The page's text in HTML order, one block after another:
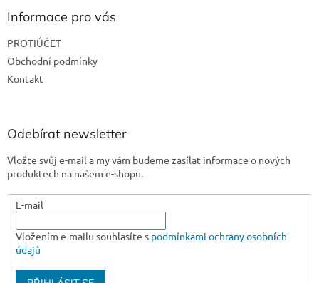
Informace pro vás
PROTIÚČET
Obchodní podmínky
Kontakt
Odebírat newsletter
Vložte svůj e-mail a my vám budeme zasílat informace o nových
produktech na našem e-shopu.
E-mail
Vložením e-mailu souhlasíte s podmínkami ochrany osobních
údajů